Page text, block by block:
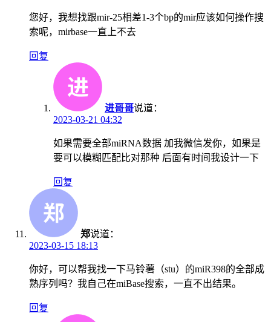
您好，我想找跟mir-25相差1-3个bp的mir应该如何操作搜
索呢，mirbase一直上不去
回复
进哥哥说道：
2023-03-21 04:32
如果需要全部miRNA数据 加我微信发你，如果是
要可以模糊匹配比对那种 后面有时间我设计一下
回复
郑说道：
2023-03-15 18:13
你好，可以帮我找一下马铃薯（stu）的miR398的全部成
熟序列吗？我自己在miBase搜索，一直不出结果。
回复